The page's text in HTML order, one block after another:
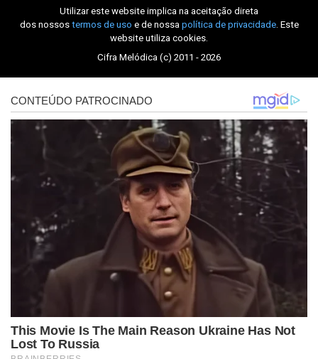
Utilizar este website implica na aceitação direta
dos nossos termos de uso e de nossa política de privacidade. Este
website utiliza cookies.
Cifra Melódica (c) 2011 - 2026